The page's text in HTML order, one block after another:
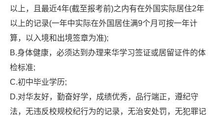
以上，且最近4年(截至报考前)之内有在外国实际居住2年
以上的记录(一年中实际在外国居住满9个月可按一年计
算，以入境和出境签章为准);
B.身体健康，必须达到办理来华学习签证或居留证件的体
检标准;
C.初中毕业学历;
D.对华友好，勤奋好学，成绩优秀，品行端正，遵纪守
法，无违反校规校纪行为的记录，无治安处罚，无犯罪记